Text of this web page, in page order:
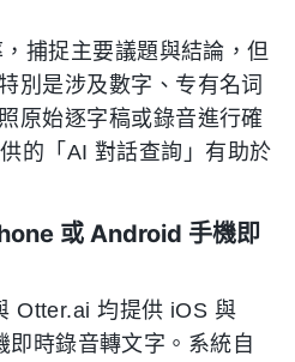
捕捉主要議題與結論，但
別是涉及數字、专有名词
原始逐字稿或錄音進行確
的「AI 對話查詢」有助於
或 Android 手機即
Otter.ai 均提供 iOS 與
時錄音轉文字。系統自